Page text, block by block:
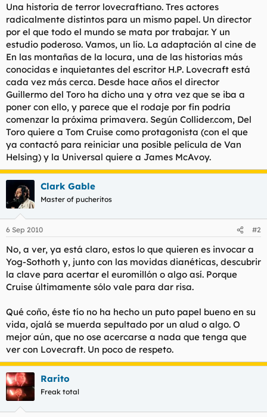
Una historia de terror lovecraftiano. Tres actores
radicalmente distintos para un mismo papel. Un director
por el que todo el mundo se mata por trabajar. Y un
estudio poderoso. Vamos, un lío. La adaptación al cine de
En las montañas de la locura, una de las historias más
conocidas e inquietantes del escritor H.P. Lovecraft está
cada vez más cerca. Desde hace años el director
Guillermo del Toro ha dicho una y otra vez que se iba a
poner con ello, y parece que el rodaje por fin podría
comenzar la próxima primavera. Según Collider.com, Del
Toro quiere a Tom Cruise como protagonista (con el que
ya contactó para reiniciar una posible película de Van
Helsing) y la Universal quiere a James McAvoy.
Clark Gable
Master of pucheritos
6 Sep 2010 #2
No, a ver, ya está claro, estos lo que quieren es invocar a
Yog-Sothoth y, junto con las movidas dianéticas, descubrir
la clave para acertar el euromillón o algo así. Porque
Cruise últimamente sólo vale para dar risa.
Qué coño, éste tío no ha hecho un puto papel bueno en su
vida, ojalá se muerda sepultado por un alud o algo. O
mejor aún, que no ose acercarse a nada que tenga que
ver con Lovecraft. Un poco de respeto.
Rarito
Freak total